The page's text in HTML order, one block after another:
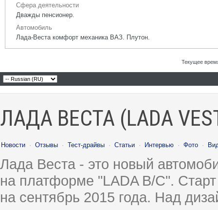
Сфера деятельности
Дважды пенсионер.
Автомобиль
Лада-Веста комфорт механика ВАЗ. Плутон.
Текущее
ЛАДА ВЕСТА (LADA
Новости · Отзывы · Тест-драйвы · Статьи · Интервью · Фото ·
Лада Веста - это новый
на платформе "LADA B/C".
на сентябрь 2015 года. Над